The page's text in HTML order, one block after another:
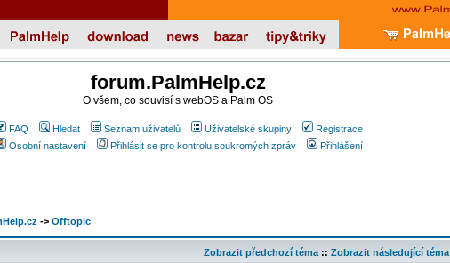
forum.PalmHelp.cz
O všem, co souvisí s webOS a Palm OS
FAQ Hledat Seznam uživatelů Uživatelské skupiny
Registrace
Osobní nastavení
Přihlásit se pro kontrolu soukromých zpráv Přihlášení
-> Offtopic
Zobrazit předchozí téma :: Zobrazit následující téma